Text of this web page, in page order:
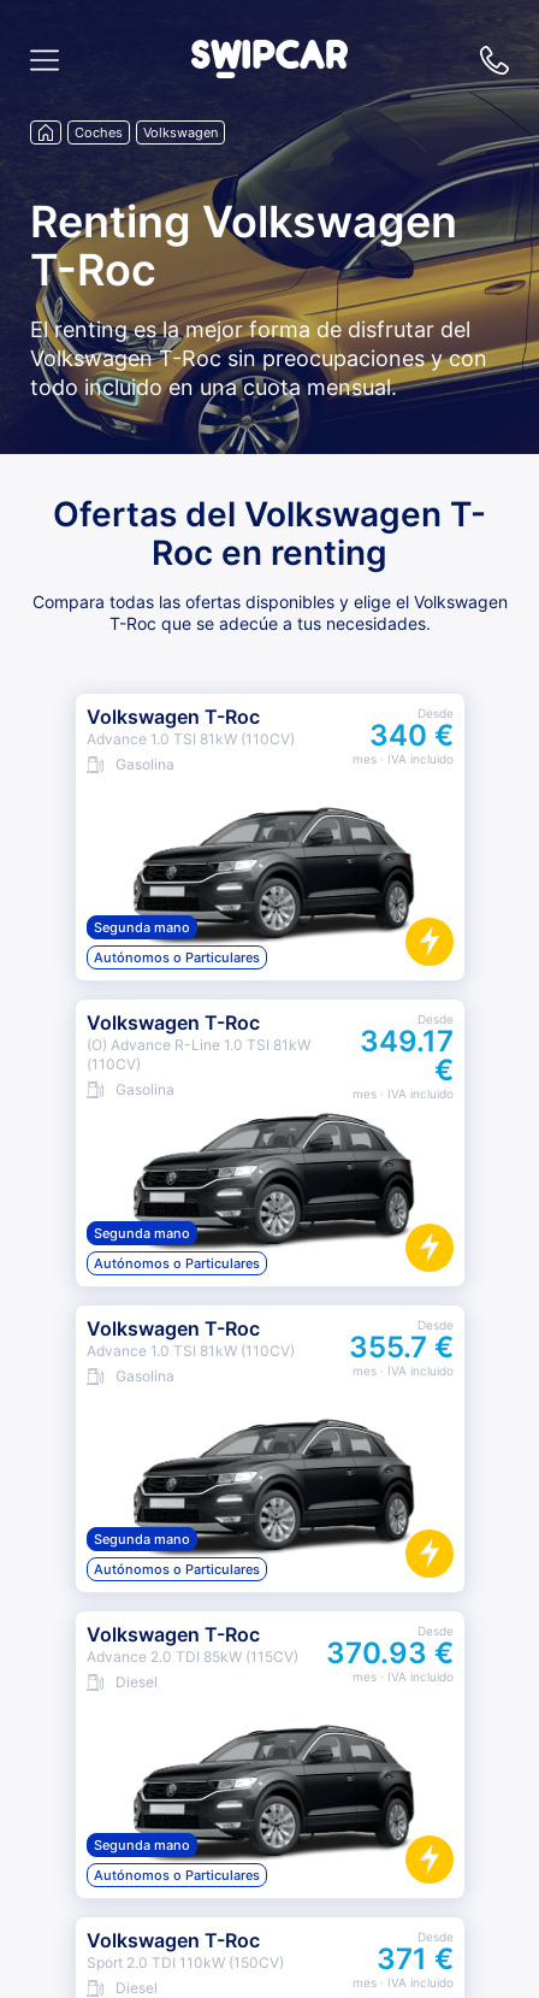
Coches Volkswagen
Renting Volkswagen
T-Roc
El renting es la mejor forma de disfrutar del
Volkswagen T-Roc sin preocupaciones y con
todo incluido en una cuota mensual.
Ofertas del Volkswagen T-
Roc en renting
Compara todas las ofertas disponibles y elige el Volkswagen
T-Roc que se adecúe a tus necesidades.
Volkswagen T-Roc
Advance 1.0 TSI 81kW (110CV)
Gasolina
Desde
340 €
mes· IVA incluido
Segunda mano
Autónomos o Particulares
Volkswagen T-Roc
(O) Advance R-Line 1.0 TSI 81kW
(110CV)
Gasolina
Desde
349.17
€
mes· IVA incluido
Segunda mano
Autónomos o Particulares
Volkswagen T-Roc
Advance 1.0 TSI 81kW (110CV)
Gasolina
Desde
355.7 €
mes· IVA incluido
Segunda mano
Autónomos o Particulares
Volkswagen T-Roc
Advance 2.0 TDI 85kW (115CV)
Diesel
Desde
370.93 €
mes· IVA incluido
Segunda mano
Autónomos o Particulares
Volkswagen T-Roc
Sport 2.0 TDI 110kW (150CV)
Diesel
Desde
371 €
mes· IVA incluido